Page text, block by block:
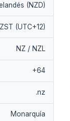
(NZD)
(UTC+12)
NZ / NZL
+64
.nz
Monarquía